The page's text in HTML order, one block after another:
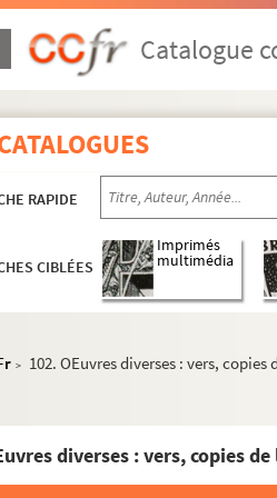
Catalogue
RAPIDE
CIBLÉES
Imprimés
multimédia
> 102. OEuvres diverses : vers,
diverses : vers, copies
de raison de François de Gallens,
abrégée tant ancienne que
de Bruno Roberty (mort à
de l'église et du chapitre Saint-
Statuts du chapitre métropolitain de
et cérémonial du chapitre de
« Institutiones totius ordinis ecclesie
« Mémoire de plusieurs remarques
Practique des cérémonies qu'on
Livre de raison de Jean Barral, notaire à
de raison de Jean de Fraxino,